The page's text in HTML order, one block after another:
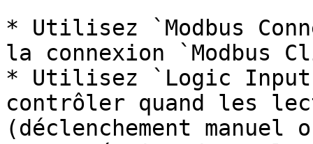
* Utilisez `Modbus
la connexion `Modbus
* Utilisez `Logic
contrôler quand les
(déclenchement